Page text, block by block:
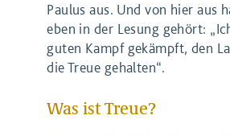
Paulus aus. Und von hier aus
eben in der Lesung gehört:
guten Kampf gekämpft, den
die Treue gehalten“.
Was ist Treue?